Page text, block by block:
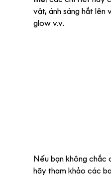
vật, ánh sáng hắt lên
glow v.v.
Nếu bạn không chắc
hãy tham khảo các